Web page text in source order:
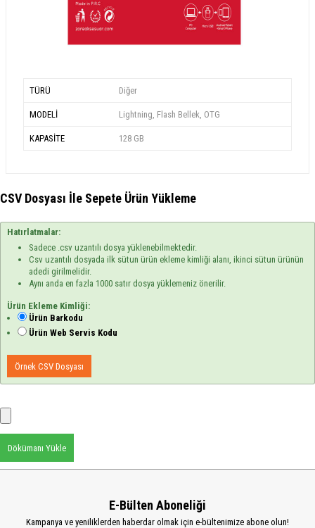
TÜRÜ Diğer
MODELİ Lightning, Flash Bellek, OTG
KAPASİTE 128 GB
CSV Dosyası İle Sepete Ürün Yükleme
Hatırlatmalar:
Sadece .csv uzantılı dosya yüklenebilmektedir.
Csv uzantılı dosyada ilk sütun ürün ekleme kimliği alanı, ikinci sütun ürünün
adedi girilmelidir.
Aynı anda en fazla 1000 satır dosya yüklemeniz önerilir.
Ürün Ekleme Kimliği:
Ürün Barkodu
Ürün Web Servis Kodu
Örnek CSV Dosyası
Dökümanı Yükle
E-Bülten Aboneliği
Kampanya ve yeniliklerden haberdar olmak için e-bültenimize abone olun!